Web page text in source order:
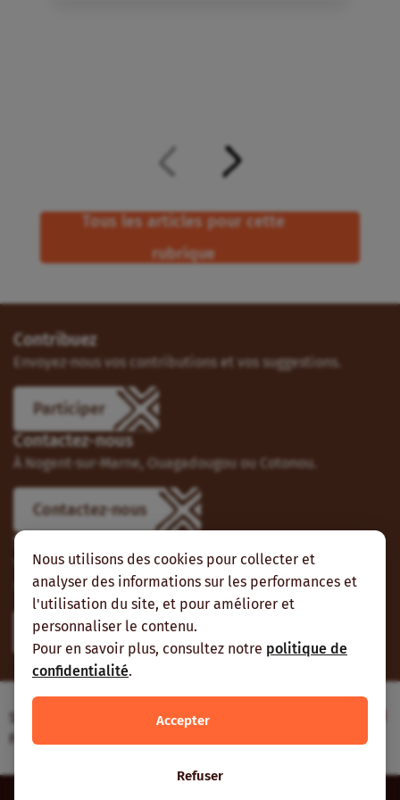
Nous utilisons des cookies pour collecter et
analyser des informations sur les performances et
l'utilisation du site, et pour améliorer et
personnaliser le contenu.
Pour en savoir plus, consultez notre politique de
confidentialité.
Accepter
Refuser
Tous les articles pour cette
rubrique
Contribuez
Envoyez-nous vos contributions et vos suggestions.
Participer
Contactez-nous
À Nogent-sur-Marne, Ouagadougou ou Cotonou.
Contactez-nous
Suivez-nous
Vous pouvez aussi vous abonner à nos flux RSS et nous
suivre sur les réseaux sociaux.
Site web réalisé avec le soutien de l’Agence
Française de Développement